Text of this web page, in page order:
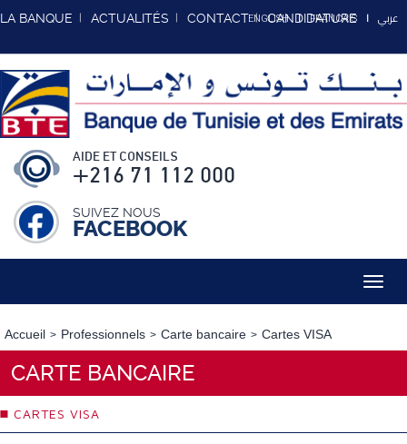
LA BANQUE ACTUALITÉS CONTACT CANDIDATURE
ENGLISH FRANCAIS عربي
AIDE ET CONSEILS
+216 71 112 000
SUIVEZ NOUS
FACEBOOK
Accueil Professionnels Carte bancaire Cartes VISA
CARTE BANCAIRE
CARTES VISA